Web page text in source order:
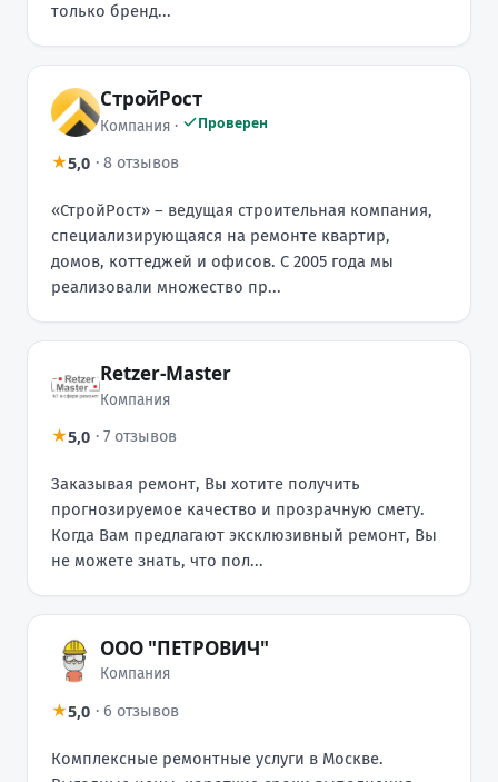
только бренд...
СтройРост
Компания · Проверен
★5,0 · 8 отзывов
«СтройРост» – ведущая строительная компания,
специализирующаяся на ремонте квартир,
домов, коттеджей и офисов. С 2005 года мы
реализовали множество пр...
Retzer-Master
Компания
★5,0 · 7 отзывов
Заказывая ремонт, Вы хотите получить
прогнозируемое качество и прозрачную смету.
Когда Вам предлагают эксклюзивный ремонт, Вы
не можете знать, что пол...
ООО "ПЕТРОВИЧ"
Компания
★5,0 · 6 отзывов
Комплексные ремонтные услуги в Москве.